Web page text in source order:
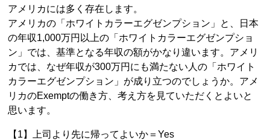
アメリカには多く存在します。
アメリカの「ホワイトカラーエグゼンプション」と、日本
の年収1,000万円以上の「ホワイトカラーエグゼンプショ
ン」では、基準となる年収の額がかなり違います。アメリ
カでは、なぜ年収が300万円にも満たない人の「ホワイト
カラーエグゼンプション」が成り立つのでしょうか。アメ
リカのExemptの働き方、考え方を見ていただくとよいと
思います。
【1】上司より先に帰ってよいか＝Yes